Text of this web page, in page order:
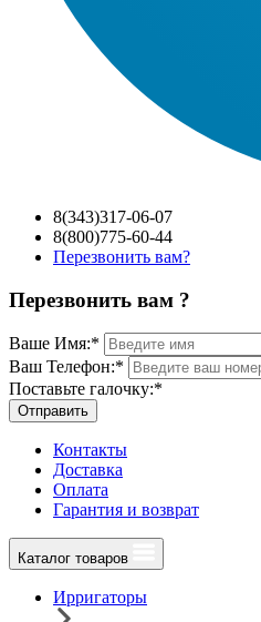
8(343)317-06-07
8(800)775-60-44
Перезвонить вам?
Перезвонить вам ?
Ваше Имя:*
Ваш Телефон:*
Поставьте галочку:*
Отправить
Контакты
Доставка
Оплата
Гарантия и возврат
Каталог товаров
Ирригаторы